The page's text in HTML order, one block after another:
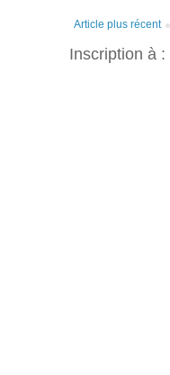
Article plus récent
Inscription à :